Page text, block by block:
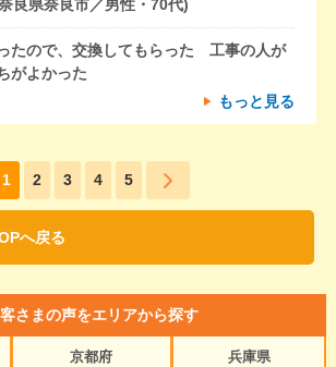
良県奈良市／男性・70代)
たので、交換してもらった 工事の人が
がよかった
もっと見る
1 2 3 4 5
へ戻る
さまの声をエリアから探す
京都府
兵庫県